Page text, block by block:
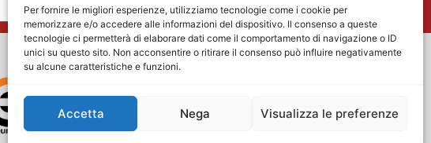
Per fornire le migliori esperienze, utilizziamo tecnologie come i cookie per
memorizzare e/o accedere alle informazioni del dispositivo. Il consenso a queste
tecnologie ci permetterà di elaborare dati come il comportamento di navigazione o ID
unici su questo sito. Non acconsentire o ritirare il consenso può influire negativamente
su alcune caratteristiche e funzioni.
Accetta Nega Visualizza le preferenze